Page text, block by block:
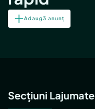
Adaugă anunț
Secțiuni Lajumate